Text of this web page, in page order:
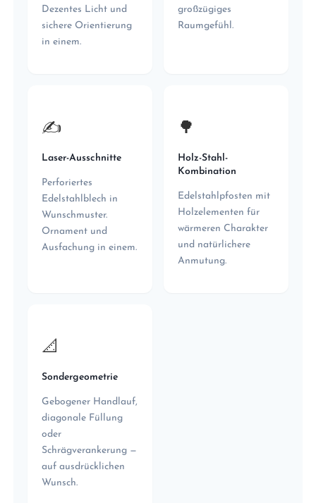
Dezentes Licht und
sichere Orientierung
in einem.
großzügiges
Raumgefühl.
✍️
Laser-Ausschnitte
Perforiertes
Edelstahlblech in
Wunschmuster.
Ornament und
Ausfachung in einem.
🌳
Holz-Stahl-
Kombination
Edelstahlpfosten mit
Holzelementen für
wärmeren Charakter
und natürlichere
Anmutung.
📐
Sondergeometrie
Gebogener Handlauf,
diagonale Füllung
oder
Schrägverankerung —
auf ausdrücklichen
Wunsch.